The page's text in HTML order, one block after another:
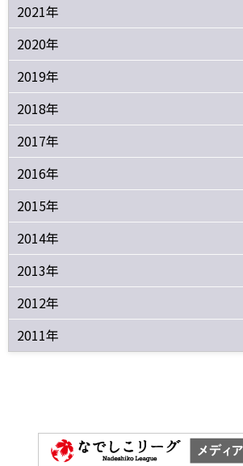
2021年
2020年
2019年
2018年
2017年
2016年
2015年
2014年
2013年
2012年
2011年